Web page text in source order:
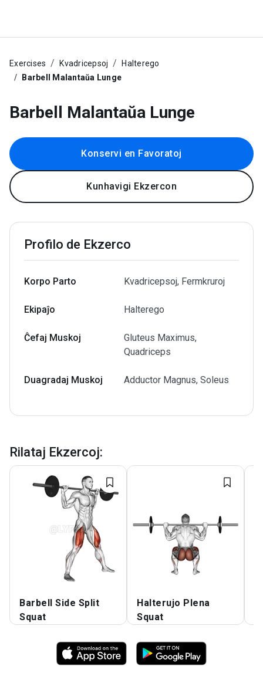
Exercises Kvadricepsoj
Halterego
Barbell Malantaŭa Lunge
Barbell Malantaŭa Lunge
Konservi en Favoratoj
Kunhavigi Ekzercon
Profilo de Ekzerco
Korpo Parto Kvadricepsoj, Fermkruroj
Ekipaĵo Halterego
Ĉefaj Muskoj
Gluteus Maximus,
Quadriceps
Duagradaj Muskoj Adductor Magnus, Soleus
Rilataj Ekzercoj:
Barbell Side Split
Squat
Halterujo Plena
Squat